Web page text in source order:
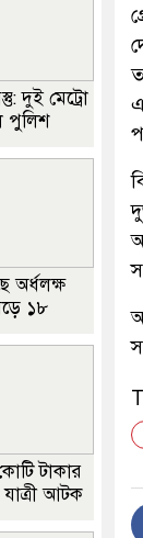
দুই মেট্রো
পুলিশ
অর্ধলক্ষ
১৮
টাকার
যাত্রী আটক